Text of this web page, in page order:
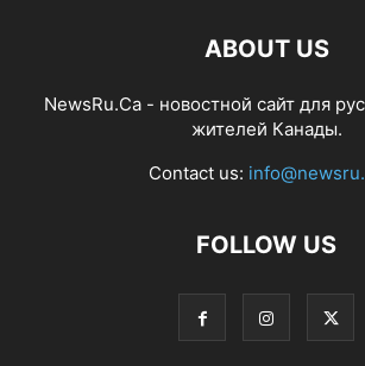
ABOUT US
NewsRu.Ca - новостной сайт для
жителей Канады.
Contact us:
FOLLOW US